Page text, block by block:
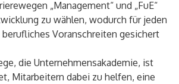
„Management“ und „FuE“
zu wählen, wodurch für jeden
Voranschreiten gesichert
die Unternehmensakademie, ist
Mitarbeitern dabei zu helfen, eine